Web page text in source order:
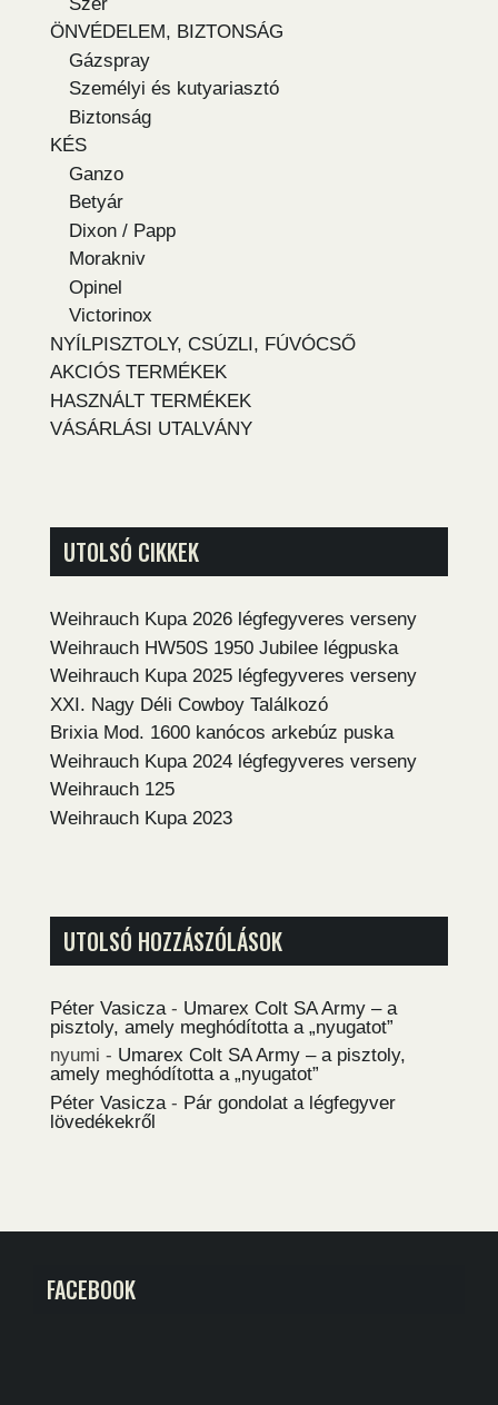
ÖNVÉDELEM, BIZTONSÁG
Gázspray
Személyi és kutyariasztó
Biztonság
KÉS
Ganzo
Betyár
Dixon / Papp
Morakniv
Opinel
Victorinox
NYÍLPISZTOLY, CSÚZLI, FÚVÓCSŐ
AKCIÓS TERMÉKEK
HASZNÁLT TERMÉKEK
VÁSÁRLÁSI UTALVÁNY
UTOLSÓ CIKKEK
Weihrauch Kupa 2026 légfegyveres verseny
Weihrauch HW50S 1950 Jubilee légpuska
Weihrauch Kupa 2025 légfegyveres verseny
XXI. Nagy Déli Cowboy Találkozó
Brixia Mod. 1600 kanócos arkebúz puska
Weihrauch Kupa 2024 légfegyveres verseny
Weihrauch 125
Weihrauch Kupa 2023
UTOLSÓ HOZZÁSZÓLÁSOK
Péter Vasicza - Umarex Colt SA Army – a
pisztoly, amely meghódította a „nyugatot”
nyumi - Umarex Colt SA Army – a pisztoly,
amely meghódította a „nyugatot”
Péter Vasicza - Pár gondolat a légfegyver
lövedékekről
FACEBOOK